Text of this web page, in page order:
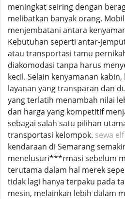
meningkat seiring dengan
melibatkan banyak orang.
menjembatani antara
Kebutuhan seperti antar-
atau transportasi tamu
diakomodasi tanpa harus
kecil. Selain kenyamanan
layanan yang transparan dan
yang terlatih menambah nilai
dan harga yang kompetitif
sebagai salah satu pilihan
transportasi kelompok. sewa
kendaraan di Semarang
menelusuri***rmasi sebelum
terutama dalam hal merek
tidak lagi hanya terpaku pada
mesin, melainkan lebih dalam